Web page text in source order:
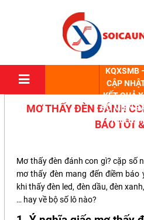
KQXSMB
CẬP
KẾT QUẢ
SỐ MIỀN
HÔM NAY
MƠ THẤY ĐÈN ĐÁNH
BÁO TỐT
Mơ thấy đèn đánh con gì? cặp số
mơ thấy đèn mang đến điềm báo
khi thấy đèn led, đèn dầu, đèn
… hay về bộ số lô nào?